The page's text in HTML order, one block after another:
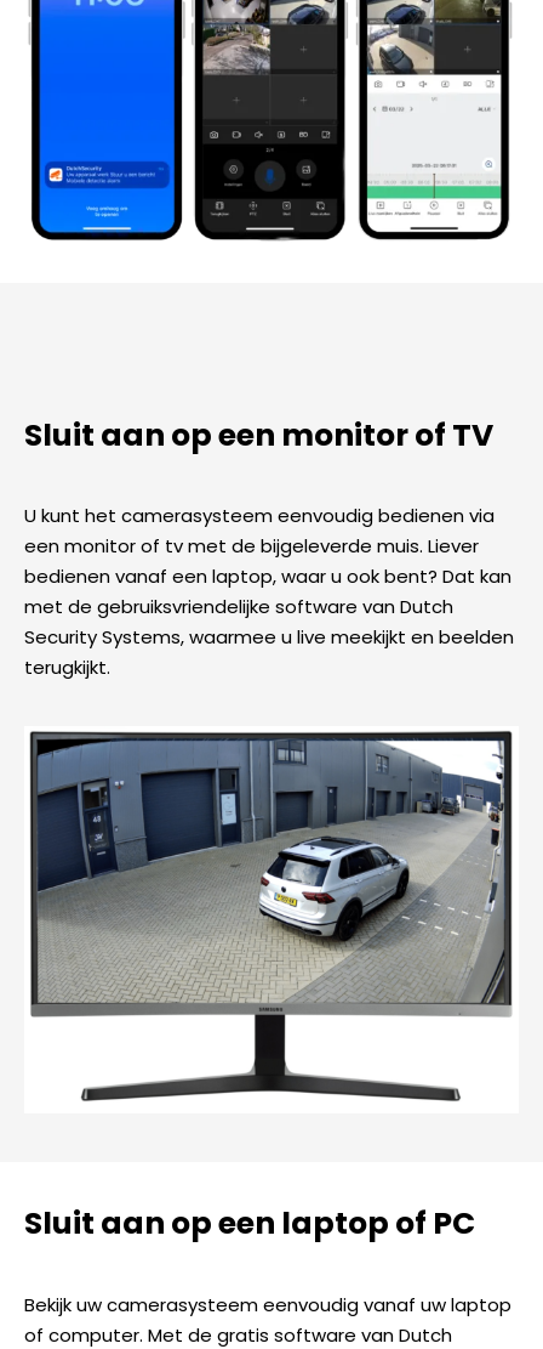
Sluit aan op een monitor of TV
U kunt het camerasysteem eenvoudig bedienen via
een monitor of tv met de bijgeleverde muis. Liever
bedienen vanaf een laptop, waar u ook bent? Dat kan
met de gebruiksvriendelijke software van Dutch
Security Systems, waarmee u live meekijkt en beelden
terugkijkt.
Sluit aan op een laptop of PC
Bekijk uw camerasysteem eenvoudig vanaf uw laptop
of computer. Met de gratis software van Dutch